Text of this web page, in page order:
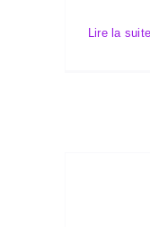
Lire la suite